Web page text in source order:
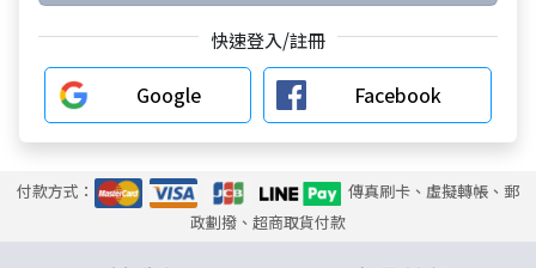
快速登入/註冊
Google Facebook
付款方式：
傳真刷卡、虛擬轉帳、郵
政劃撥、超商取貨付款